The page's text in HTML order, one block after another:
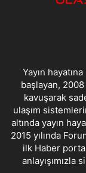
Yayın
başlayan,
kavuşarak
ulaşım
altında yayın
2015 yılında
ilk Haber
anlayışımızla